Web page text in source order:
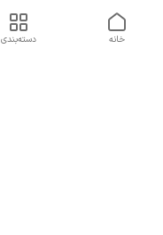
دسته‌بندی خانه